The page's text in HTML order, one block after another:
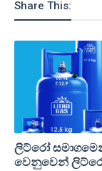
Share This:
ලිට්රෝ
වෙනුවෙන් ලිට්රෝ